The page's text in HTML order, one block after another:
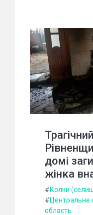
домі
жінка
#Колки
#Центральне
область